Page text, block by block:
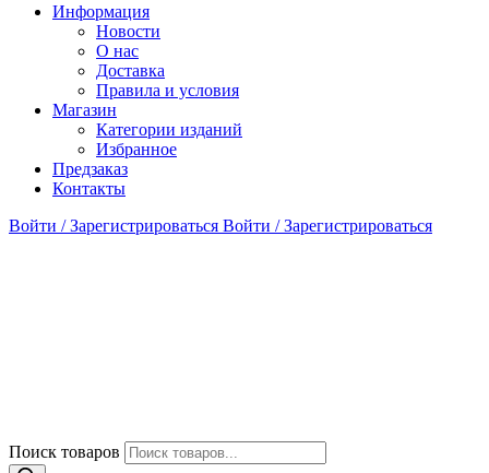
Информация
Новости
О нас
Доставка
Правила и условия
Магазин
Категории изданий
Избранное
Предзаказ
Контакты
Войти / Зарегистрироваться Войти / Зарегистрироваться
Поиск товаров